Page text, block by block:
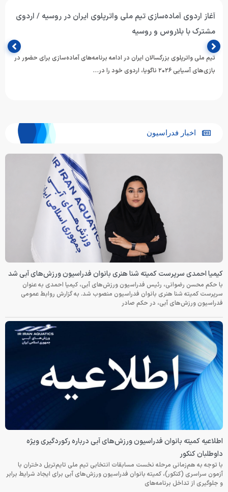
تیم ملی واترپلوی جوانان ایران با برتری برابر ازبکستان پنجم آسیا
شد
تیم ملی واترپلوی جوانان ایران در آخرین دیدار خود از دوازدهمین دوره
مسابقات قهرمانی رده‌های سنی ورزش‌های آبی آسیا، با…
اخبار فدراسیون
کیمیا احمدی سرپرست کمیته شنا هنری بانوان فدراسیون ورزش‌های آبی شد
با حکم محسن رضوانی، رئیس فدراسیون ورزش‌های آبی، کیمیا احمدی به عنوان
سرپرست کمیته شنا هنری بانوان فدراسیون منصوب شد. به گزارش روابط عمومی
فدراسیون ورزش‌های آبی، در حکم صادر
اطلاعیه کمیته بانوان فدراسیون ورزش‌های آبی درباره رکوردگیری ویژه
داوطلبان کنکور
با توجه به هم‌زمانی مرحله نخست مسابقات انتخابی تیم ملی تایم‌تریل دختران با
آزمون سراسری (کنکور)، کمیته بانوان فدراسیون ورزش‌های آبی برای ایجاد شرایط برابر
و جلوگیری از تداخل برنامه‌های